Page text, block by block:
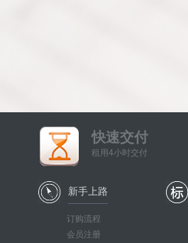
快速交付
租用4小时交付
新手上路
订购流程
会员注册